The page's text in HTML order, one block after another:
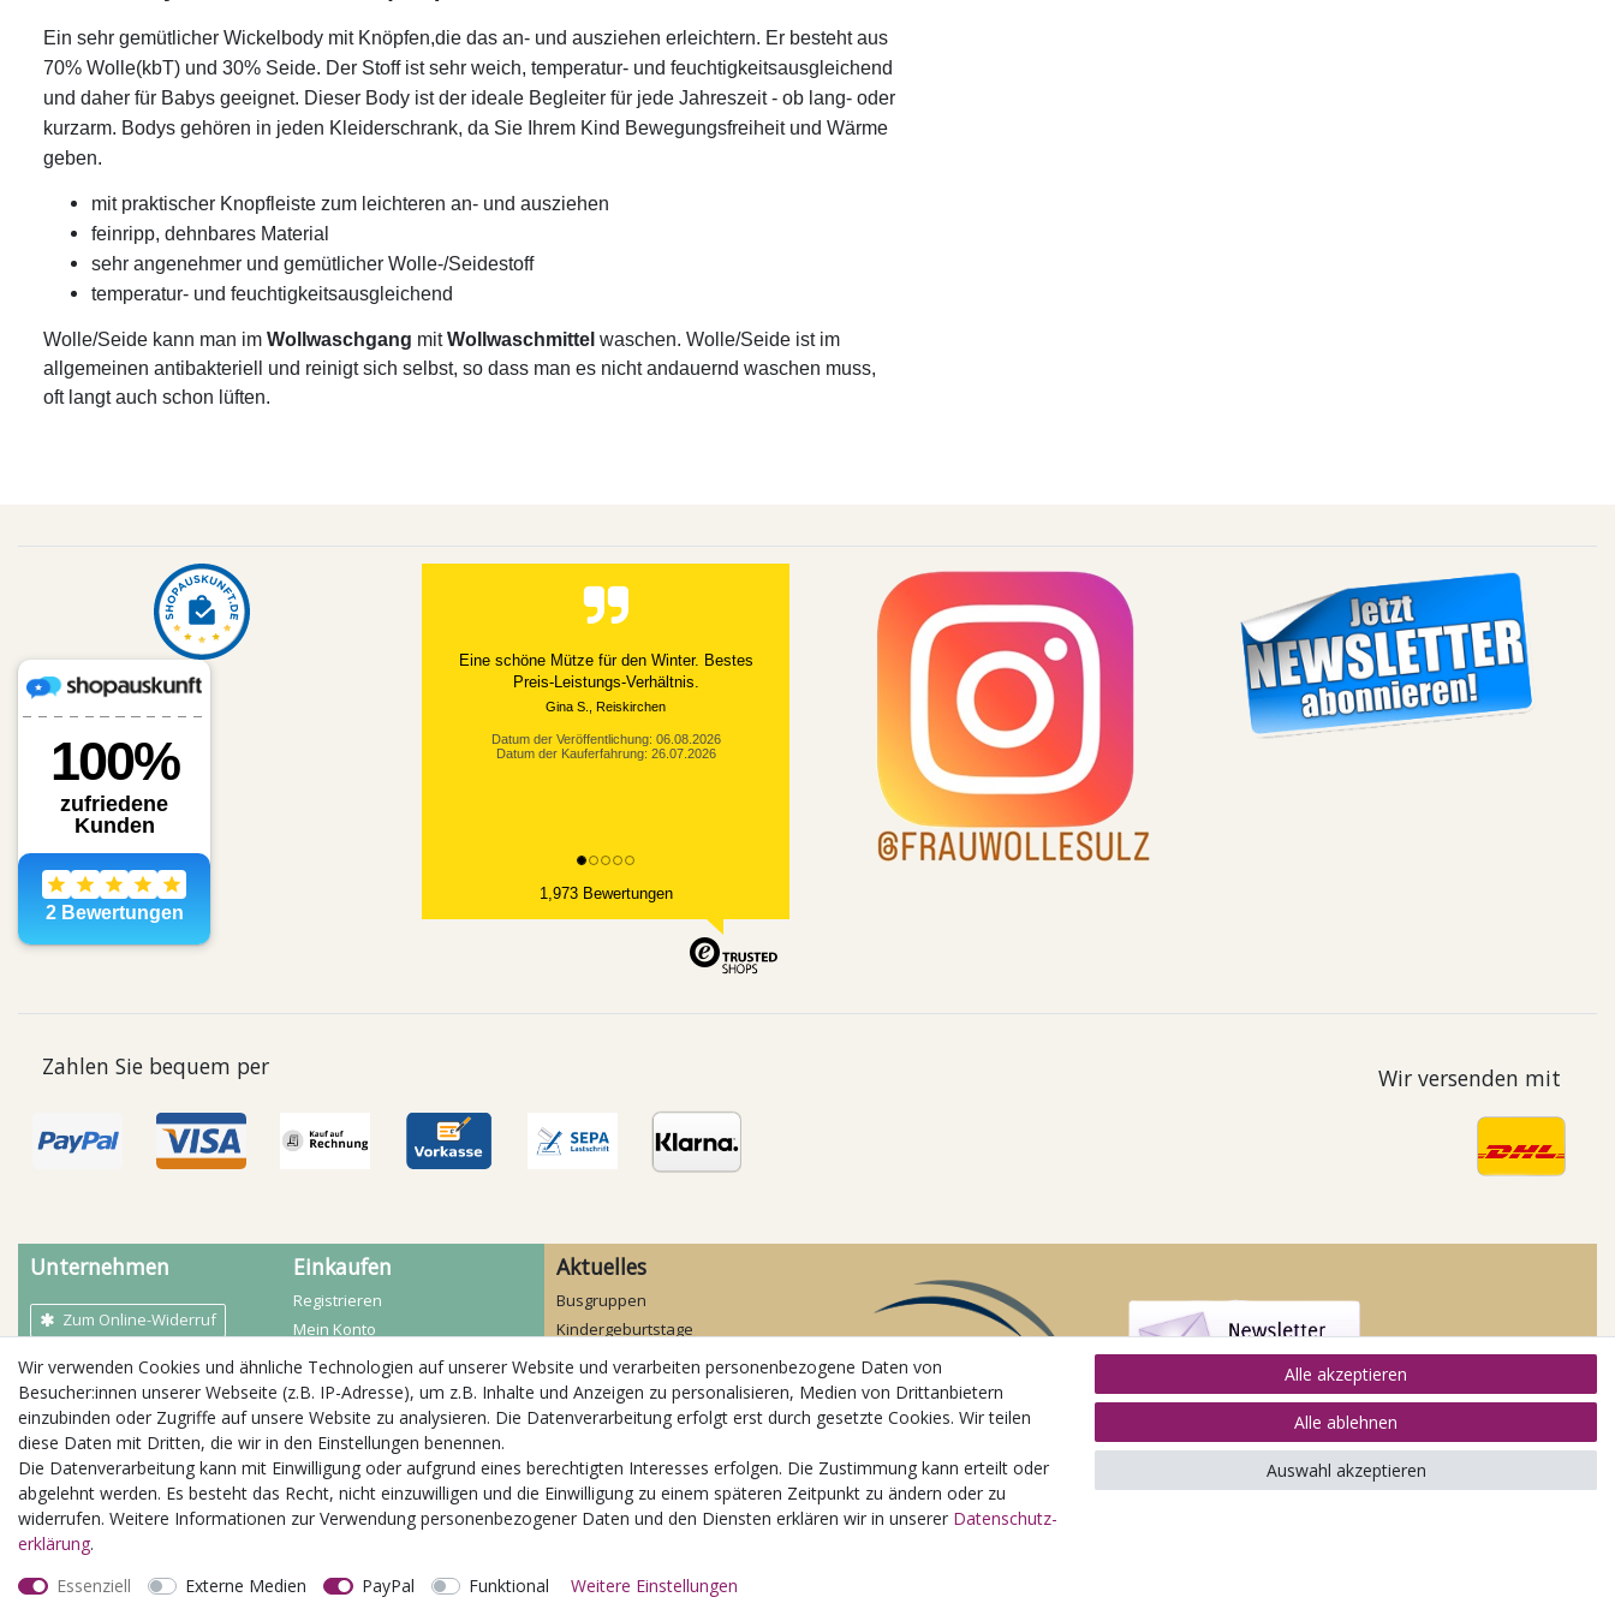
Ein sehr gemütlicher Wickelbody mit Knöpfen,die das an- und ausziehen erleichtern. Er besteht aus
70% Wolle(kbT) und 30% Seide. Der Stoff ist sehr weich, temperatur- und feuchtigkeitsausgleichend
und daher für Babys geeignet. Dieser Body ist der ideale Begleiter für jede Jahreszeit - ob lang- oder
kurzarm. Bodys gehören in jeden Kleiderschrank, da Sie Ihrem Kind Bewegungsfreiheit und Wärme
geben.
mit praktischer Knopfleiste zum leichteren an- und ausziehen
feinripp, dehnbares Material
sehr angenehmer und gemütlicher Wolle-/Seidestoff
temperatur- und feuchtigkeitsausgleichend
Wolle/Seide kann man im Wollwaschgang mitWollwaschmittel waschen. Wolle/Seide ist im
allgemeinen antibakteriell und reinigt sich selbst, so dass man es nicht andauernd waschen muss,
oft langt auch schon lüften.
Eine schöne Mütze für den Winter. Bestes
Preis-Leistungs-Verhältnis.
Gina S., Reiskirchen
Datum der Veröffentlichung: 06.08.2026
Datum der Kauferfahrung: 26.07.2026
1,973 Bewertungen
Zahlen Sie bequem per Wir versenden mit
Unternehmen
Zum Online-Widerruf
AGB
Kontakt
Impressum
Widerrufs­recht
Daten­schutz­erklärung
Jobs / Stellenangebote
Einkaufen
Registrieren
Mein Konto
Mein Warenkorb
Zahlarten
Versandbedingungen
Öffnungszeiten
Aktuelles
Busgruppen
Kindergeburtstage
Kindergartenausflug
Schulklassenausflug
Zwillingsrabatt
Wir verwenden Cookies und ähnliche Technologien auf unserer Website und verarbeiten personenbezogene Daten von
Besucher:innen unserer Webseite (z.B. IP-Adresse), um z.B. Inhalte und Anzeigen zu personalisieren, Medien von Drittanbietern
einzubinden oder Zugriffe auf unsere Website zu analysieren. Die Datenverarbeitung erfolgt erst durch gesetzte Cookies. Wir teilen
diese Daten mit Dritten, die wir in den Einstellungen benennen.
Die Datenverarbeitung kann mit Einwilligung oder aufgrund eines berechtigten Interesses erfolgen. Die Zustimmung kann erteilt oder
abgelehnt werden. Es besteht das Recht, nicht einzuwilligen und die Einwilligung zu einem späteren Zeitpunkt zu ändern oder zu
widerrufen. Weitere Informationen zur Verwendung personenbezogener Daten und den Diensten erklären wir in unserer Daten­schutz­
erklärung.
Essenziell
Externe Medien PayPal Funktional Weitere Einstellungen
Alle akzeptieren
Alle ablehnen
Auswahl akzeptieren